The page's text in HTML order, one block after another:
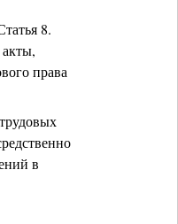
8.
права
в